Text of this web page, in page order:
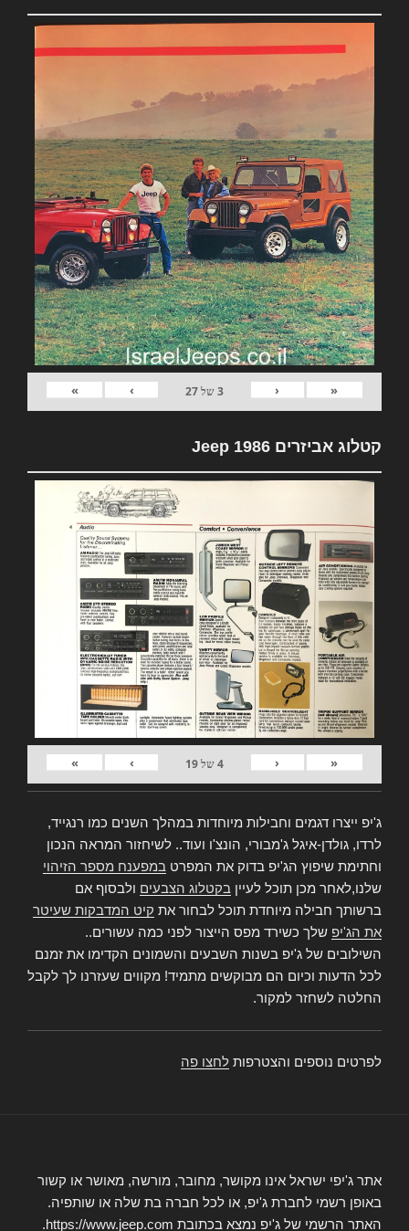
«
‹
3של27
›
»
קטלוג אביזרים Jeep 1986
«
‹
4של19
›
»
ג'יפ ייצרו דגמים וחבילות מיוחדות במהלך השנים כמו רנגייד,
לרדו, גולדן-איגל ג'מבורי, הונצ'ו ועוד.. לשיחזור המראה הנכון
וחתימת שיפוץ הג'יפ בדוק את המפרט במפענח מספר הזיהוי
שלנו,לאחר מכן תוכל לעיין בקטלוג הצבעים ולבסוף אם
ברשותך חבילה מיוחדת תוכל לבחור את קיט המדבקות שעיטר
את הג'יפ שלך כשירד מפס הייצור לפני כמה עשורים..
השילובים של ג'יפ בשנות השבעים והשמונים הקדימו את זמנם
לכל הדעות וכיום הם מבוקשים מתמיד! מקווים שעזרנו לך לקבל
החלטה לשחזר למקור.
לפרטים נוספים והצטרפות לחצו פה
אתר ג'יפי ישראל אינו מקושר, מחובר, מורשה, מאושר או קשור
באופן רשמי לחברת ג'יפ, או לכל חברה בת שלה או שותפיה.
האתר הרשמי של ג'יפ נמצא בכתובת https://www.jeep.com.